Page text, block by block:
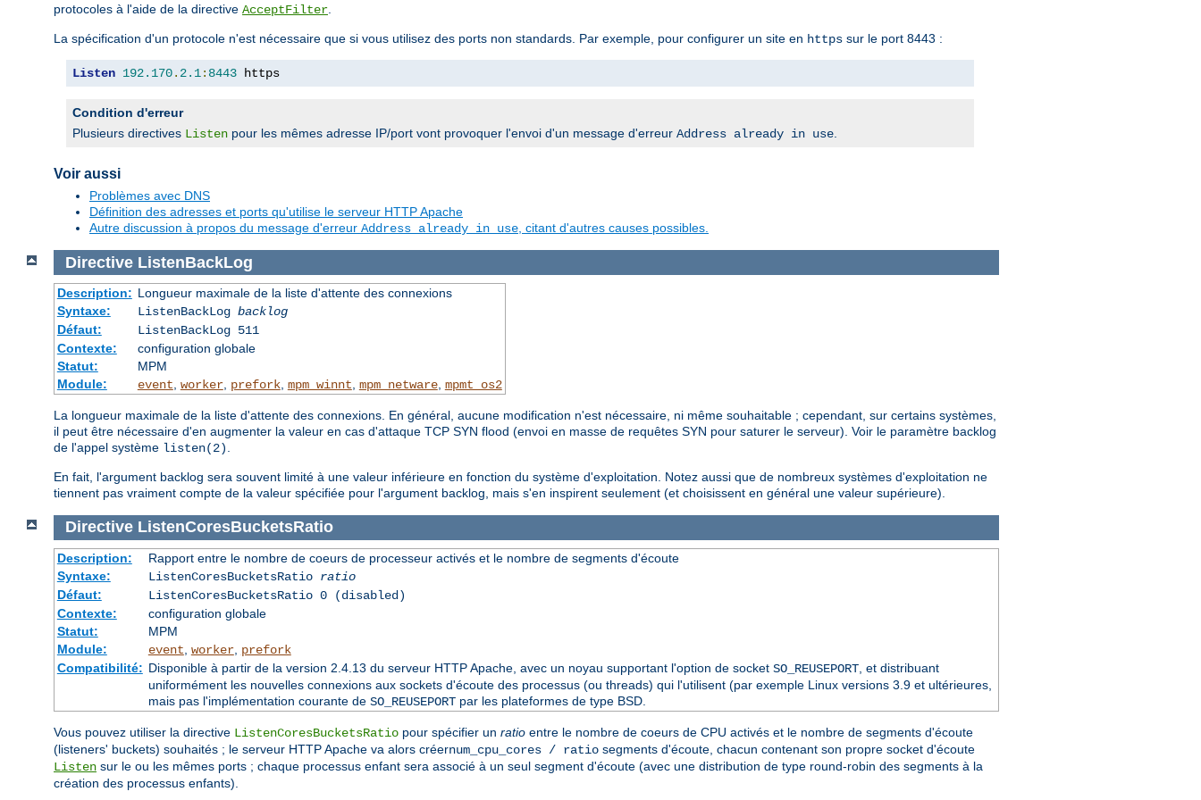
protocoles à l'aide de la directive AcceptFilter
La spécification d'un protocole n'est nécessaire que si vous utilisez des ports non standards. Par exemple, pour configurer un site en https sur le port 8443 :
Listen 192.170. 2.1: 8443 https
Condition d'erreur
Plusieurs directives Listen pour les mêmes adresse IP/port vont provoquer l'envoi d'un message d'erreur Address already in use
Voir aussi
Problèmes avec DNS
Définition des adresses et ports qu'utilise le serveur HTTP Apache
Autre discussion à propos du message d'erreur Address already in use , citant d'autres causes possibles.
Directive ListenBackLog
Description: Longueur maximale de la liste d'attente des connexions
Syntaxe:
ListenBackLog backlog
Défaut:
ListenBackLog 511
Contexte:
configuration globale
Statut:
MPM
Module:
event, worker, prefork, mpm_winnt, mpm_netware, mpmt_os2
La longueur maximale de la liste d'attente des connexions. En général, aucune modification n'est nécessaire, ni même souhaitable ; cependant, sur certains systèmes,
il peut être nécessaire d'en augmenter la valeur en cas d'attaque TCP SYN flood (envoi en masse de requêtes SYN pour saturer le serveur). Voir le paramètre backlog
de l'appel système listen(2).
En fait, l'argument backlog sera souvent limité à une valeur inférieure en fonction du système d'exploitation. Notez aussi que de nombreux systèmes d'exploitation ne
tiennent pas vraiment compte de la valeur spécifiée pour l'argument backlog, mais s'en inspirent seulement (et choisissent en général une valeur supérieure).
Directive ListenCoresBucketsRatio
Description:
Rapport entre le nombre de coeurs de processeur activés et le nombre de segments d'écoute
Syntaxe:
ListenCoresBucketsRatio ratio
Défaut:
ListenCoresBucketsRatio 0 (disabled)
Contexte:
configuration globale
Statut:
MPM
Module:
event worker, prefork
Compatibilité: Disponible à partir de la version 2.4.13 du serveur HTTP Apache, avec un noyau supportant l'option de socket SO_REUSEPORT, et distribuant
uniformément les nouvelles connexions aux sockets d'écoute des processus (ou threads) qui l'utilisent (par exemple Linux versions 3.9 et ultérieures,
mais pas l'implémentation courante de SO_REUSEPORTpar les plateformes de type BSD.
Vous pouvez utiliser la directive ListenCoresBucketsRatio pour spécifier un ratio entre le nombre de coeurs de CPU activés et le nombre de segments d'écoute
(listeners' buckets) souhaités ; le serveur HTTP Apache va alors créernum_cpu_cores / ratio segments d'écoute, chacun contenant son propre socket d'écoute
Listen sur le ou les mêmes ports ; chaque processus enfant sera associé à un seul segment d'écoute (avec une distribution de type round-robin des segments à la
création des processus enfants).